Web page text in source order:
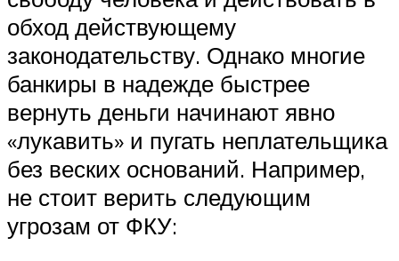
обход действующему
законодательству. Однако многие
банкиры в надежде быстрее
вернуть деньги начинают явно
«лукавить» и пугать неплательщика
без веских оснований. Например,
не стоит верить следующим
угрозам от ФКУ: